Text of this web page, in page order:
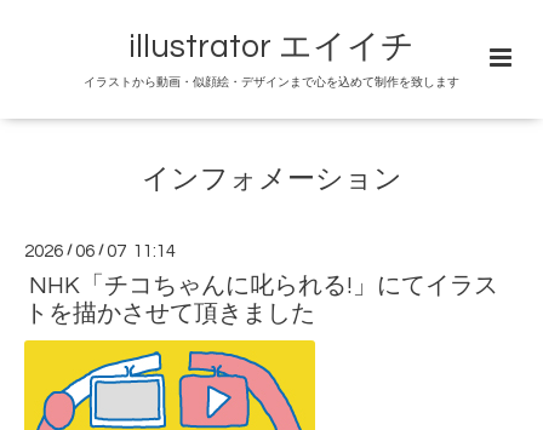
illustrator エイイチ
イラストから動画・似顔絵・デザインまで心を込めて制作を致します
インフォメーション
2026 /06 /07 11:14
NHK「チコちゃんに叱られる!」にてイラス
トを描かさせて頂きました